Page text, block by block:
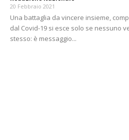
20 Febbraio 2021
Una battaglia da vincere insieme,
dal Covid-19 si esce solo se nessuno
stesso: è messaggio...